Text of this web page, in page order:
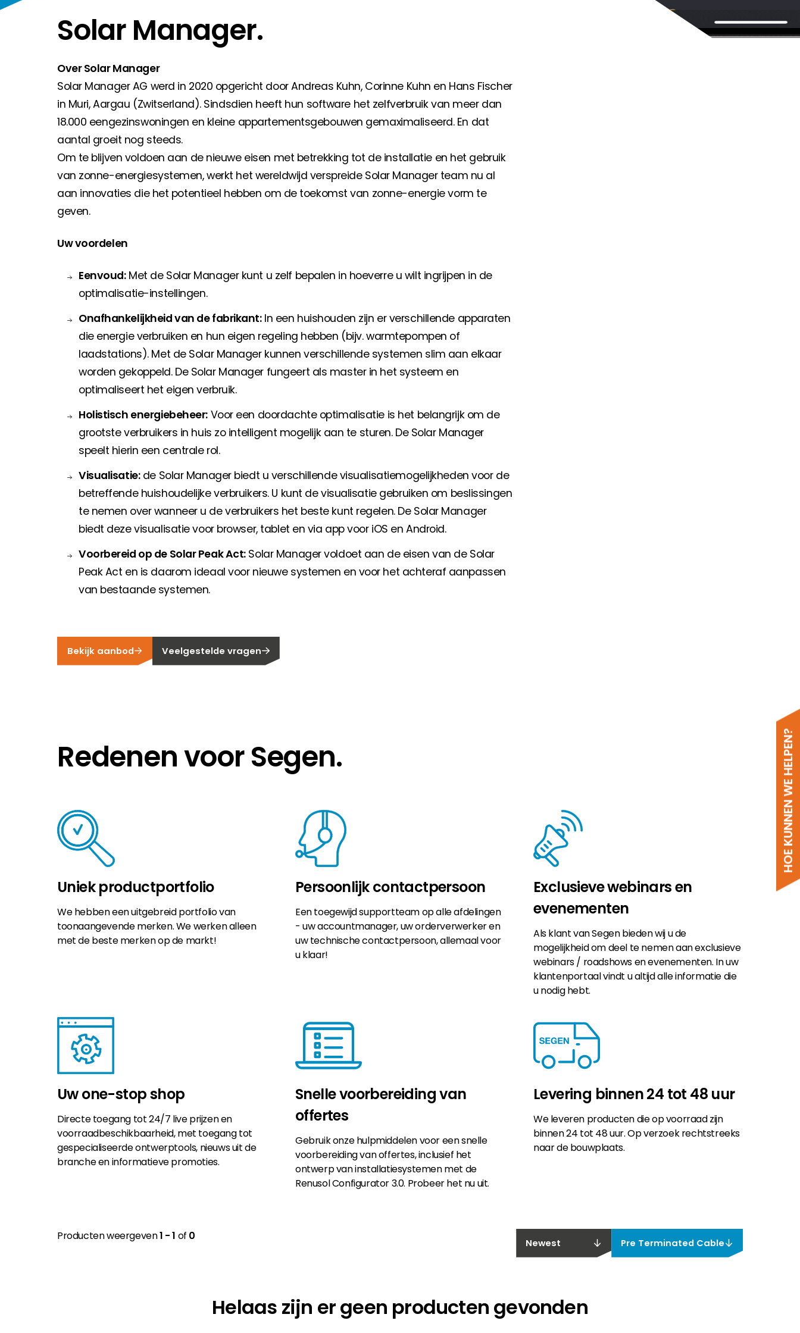
Als u op zoek bent naar belangrijke product- en branche-informatie, dan vindt u die hier.
HOE KUNNEN WE HELPEN?
Solar Manager.
Over Solar Manager
Solar Manager AG werd in 2020 opgericht door Andreas Kuhn, Corinne Kuhn en Hans Fischer
in Muri, Aargau (Zwitserland). Sindsdien heeft hun software het zelfverbruik van meer dan
18.000 eengezinswoningen en kleine appartementsgebouwen gemaximaliseerd. En dat
aantal groeit nog steeds.
Om te blijven voldoen aan de nieuwe eisen met betrekking tot de installatie en het gebruik
van zonne-energiesystemen, werkt het wereldwijd verspreide Solar Manager team nu al
aan innovaties die het potentieel hebben om de toekomst van zonne-energie vorm te
geven.
Uw voordelen
Eenvoud:Met de Solar Manager kunt u zelf bepalen in hoeverre u wilt ingrijpen in de
optimalisatie-instellingen.
Onafhankelijkheid van de fabrikant:In een huishouden zijn er verschillende apparaten
die energie verbruiken en hun eigen regeling hebben (bijv. warmtepompen of
laadstations). Met de Solar Manager kunnen verschillende systemen slim aan elkaar
worden gekoppeld. De Solar Manager fungeert als master in het systeem en
optimaliseert het eigen verbruik.
Holistisch energiebeheer: Voor een doordachte optimalisatie is het belangrijk om de
grootste verbruikers in huis zo intelligent mogelijk aan te sturen. De Solar Manager
speelt hierin een centrale rol.
Visualisatie:de Solar Manager biedt u verschillende visualisatiemogelijkheden voor de
betreffende huishoudelijke verbruikers. U kunt de visualisatie gebruiken om beslissingen
te nemen over wanneer u de verbruikers het beste kunt regelen. De Solar Manager
biedt deze visualisatie voor browser, tablet en via app voor iOS en Android.
Voorbereid op de Solar Peak Act:Solar Manager voldoet aan de eisen van de Solar
Peak Act en is daarom ideaal voor nieuwe systemen en voor het achteraf aanpassen
van bestaande systemen.
Bekijk aanbod Veelgestelde vragen
Redenen voor Segen.
Uniek productportfolio
We hebben een uitgebreid portfolio van
toonaangevende merken. We werken alleen
met de beste merken op de markt!
Persoonlijk contactpersoon
Een toegewijd supportteam op alle afdelingen
- uw accountmanager, uw orderverwerker en
uw technische contactpersoon, allemaal voor
u klaar!
Exclusieve webinars en
evenementen
Als klant van Segen bieden wij u de
mogelijkheid om deel te nemen aan exclusieve
webinars / roadshows en evenementen. In uw
klantenportaal vindt u altijd alle informatie die
u nodig hebt.
Uw one-stop shop
Directe toegang tot 24/7 live prijzen en
voorraadbeschikbaarheid, met toegang tot
gespecialiseerde ontwerptools, nieuws uit de
branche en informatieve promoties.
Snelle voorbereiding van
offertes
Gebruik onze hulpmiddelen voor een snelle
voorbereiding van offertes, inclusief het
ontwerp van installatiesystemen met de
Renusol Configurator 3.0. Probeer het nu uit.
Levering binnen 24 tot 48 uur
We leveren producten die op voorraad zijn
binnen 24 tot 48 uur. Op verzoek rechtstreeks
naar de bouwplaats.
Producten weergeven1 - 1 of 0
Newest Pre Terminated Cable
Helaas zijn er geen producten gevonden